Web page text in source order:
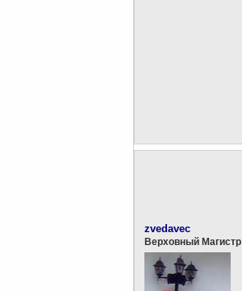
zvedavec
Верховный Магистр